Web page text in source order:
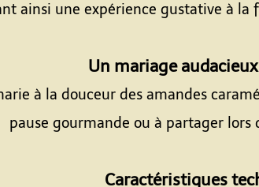
ainsi une expérience gustative à la
Un mariage
à la douceur des amandes
pause gourmande ou à partager lors
Caractéristiques